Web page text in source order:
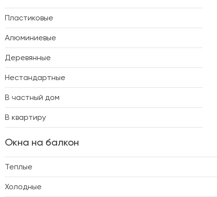
Пластиковые
Алюминиевые
Деревянные
Нестандартные
В частный дом
В квартиру
Окна на балкон
Теплые
Холодные